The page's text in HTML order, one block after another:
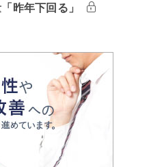
昨年下回る」